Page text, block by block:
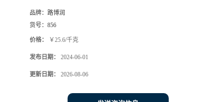
品牌： 路博润
货号： 856
价格： ￥25.6/千克
发布日期： 2024-06-01
更新日期： 2026-08-06